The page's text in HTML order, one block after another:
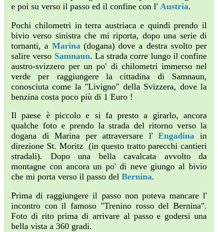
e poi su verso il passo ed il confine con l' Austria.
Pochi chilometri in terra austriaca e quindi prendo il
bivio verso sinistra che mi riporta, dopo una serie di
tornanti, a Marina (dogana) dove a destra svolto per
salire verso Samnaun. La strada corre lungo il confine
austro-svizzero per un po' di chilometri immerso nel
verde per raggiungere la cittadina di Samnaun,
conosciuta come la "Livigno" della Svizzera, dove la
benzina costa poco più di 1 Euro !
Il paese è piccolo e si fa presto a girarlo, ancora
qualche foto e prendo la strada del ritorno verso la
dogana di Marina per attraversare l'Engadina in
direzione St. Moritz (in questo tratto parecchi cantieri
stradali). Dopo una bella cavalcata avvolto da
montagne con ancora un po' di neve giungo al bivio
che mi porta verso il passo del Bernina.
Prima di raggiungere il passo non poteva mancare l'
incontro con il famoso "Trenino rosso del Bernina".
Foto di rito prima di arrivare al passo e godersi una
bella vista a 360 gradi.